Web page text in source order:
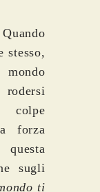
stesso,
colpe
forza
sugli
ti